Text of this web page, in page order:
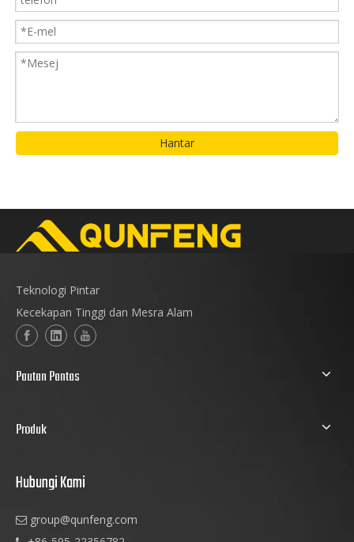
Hantar
Teknologi Pintar
Kecekapan Tinggi dan Mesra Alam
Pautan Pantas
Produk
Hubungi Kami
 group@qunfeng.com